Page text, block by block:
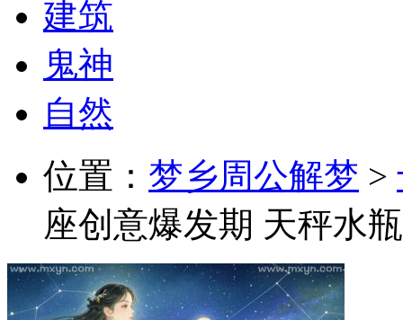
建筑
鬼神
自然
位置： 梦乡周公解梦 >
座创意爆发期 天秤水